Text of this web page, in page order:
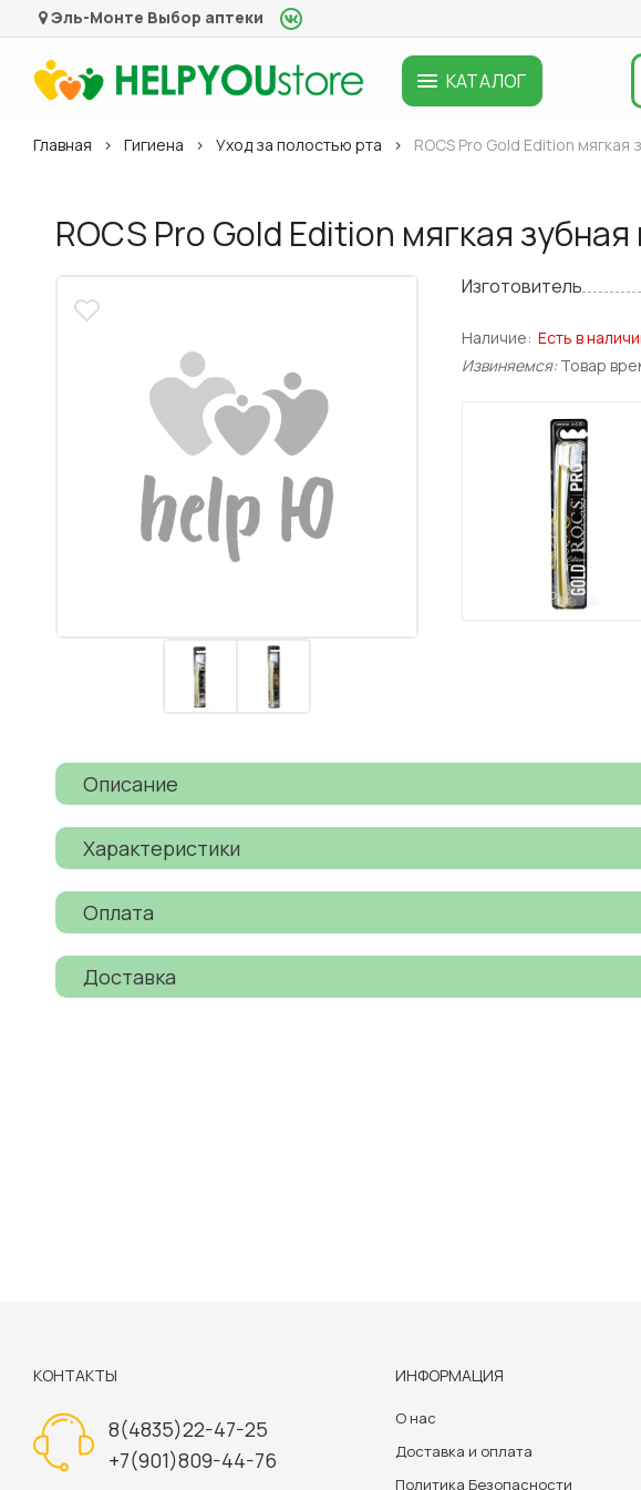
Эль-Монте Выбор аптеки
КАТАЛОГ
Главная Гигиена Уход за полостью рта ROCS Pro Gold Edition мягкая
ROCS Pro Gold Edition мягкая
Изготовитель
Наличие: Есть в
Извиняемся: Товар
Описание
Характеристики
Оплата
Доставка
КОНТАКТЫ
8(4835)22-47-25
+7(901)809-44-76
ИНФОРМАЦИЯ
О нас
Доставка и оплата
Политика Безопасности